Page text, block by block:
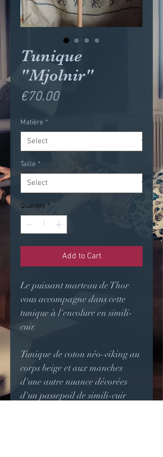
Tunique
"Mjolnir"
€70.00Price
Matière *
Taille *
Quantity *
Add to Cart
Le puissant marteau de Thor
vous accompagne dans cette
tunique à l'encolure en simili-
cuir.
Tunique de coton néo-viking au
corps beige et aux manches
d'une autre nuance décorées
d'un passepoil de simili-cuir